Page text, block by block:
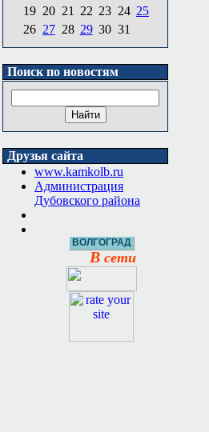
19 20 21 22 23 24 25
26 27 28 29 30 31
Поиск по новостям
Друзья сайта
www.kamkolb.ru
Администрация
Дубовского района
ВОЛГОГРАД
В сети